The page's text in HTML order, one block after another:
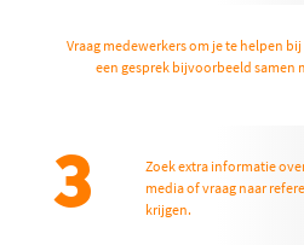
Vraag medewerkers om je te helpen
een gesprek bijvoorbeeld samen
3
Zoek extra informatie
media of vraag naar
krijgen.